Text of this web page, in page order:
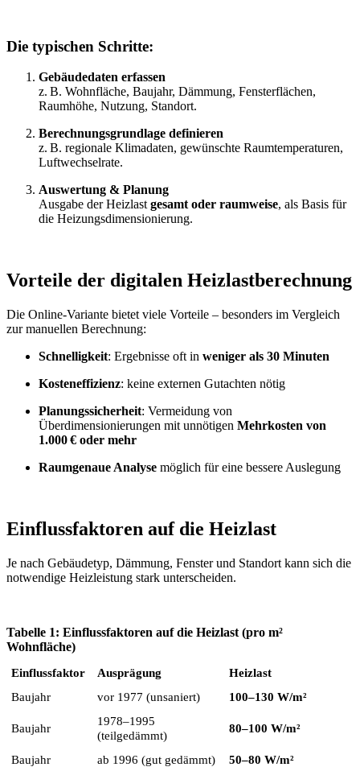
Die typischen Schritte:
Gebäudedaten erfassen
z. B. Wohnfläche, Baujahr, Dämmung, Fensterflächen,
Raumhöhe, Nutzung, Standort.
Berechnungsgrundlage definieren
z. B. regionale Klimadaten, gewünschte Raumtemperaturen,
Luftwechselrate.
Auswertung & Planung
Ausgabe der Heizlast gesamt oder raumweise, als Basis für
die Heizungsdimensionierung.
Vorteile der digitalen Heizlastberechnung
Die Online-Variante bietet viele Vorteile – besonders im Vergleich
zur manuellen Berechnung:
Schnelligkeit: Ergebnisse oft in weniger als 30 Minuten
Kosteneffizienz: keine externen Gutachten nötig
Planungssicherheit: Vermeidung von
Überdimensionierungen mit unnötigen Mehrkosten von
1.000 € oder mehr
Raumgenaue Analyse möglich für eine bessere Auslegung
Einflussfaktoren auf die Heizlast
Je nach Gebäudetyp, Dämmung, Fenster und Standort kann sich die
notwendige Heizleistung stark unterscheiden.
Tabelle 1: Einflussfaktoren auf die Heizlast (pro m²
Wohnfläche)
Einflussfaktor
Ausprägung
Heizlast
Baujahr
vor 1977 (unsaniert) 100–130 W/m²
Baujahr
1978–1995
(teilgedämmt)
80–100 W/m²
Baujahr ab 1996 (gut gedämmt)
50–80 W/m²